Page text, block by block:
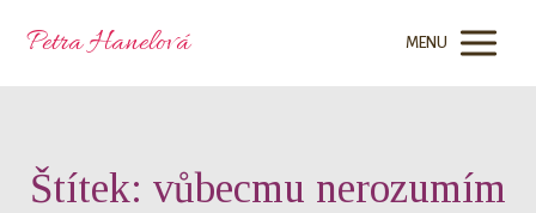
Petra Hanelová MENU
Štítek: vůbecmu nerozumím